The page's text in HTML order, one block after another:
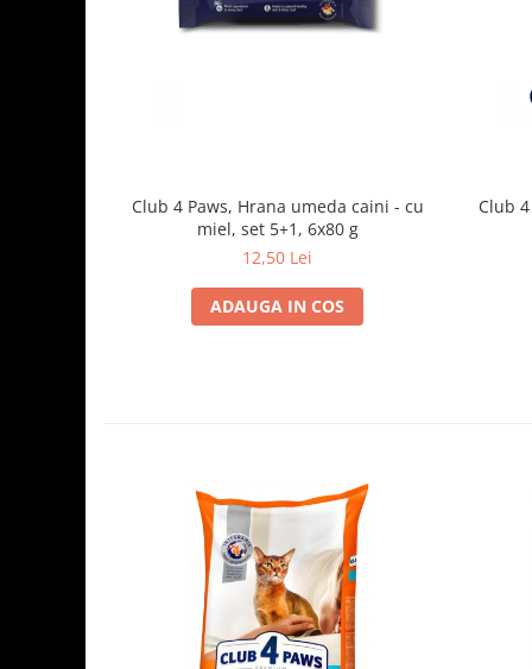
Club 4 Paws, Hrana umeda caini - cu
miel, set 5+1, 6x80 g
12,50 Lei
ADAUGA IN COS
Club